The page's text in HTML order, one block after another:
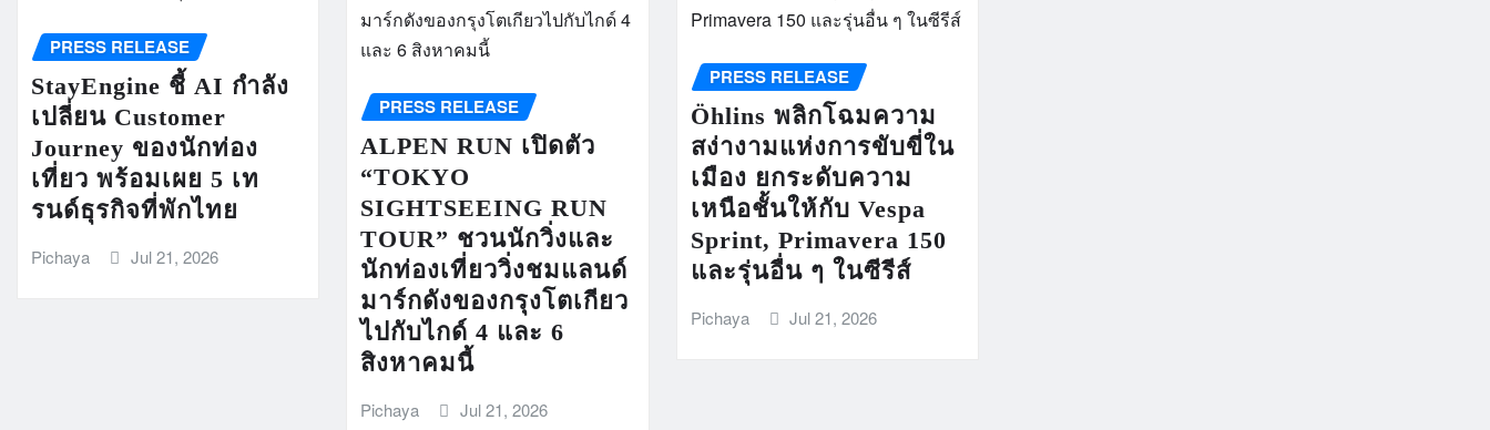
PRESS RELEASE
StayEngine ชี้ AI กำลัง
เปลี่ยน Customer
Journey ของนักท่อง
เที่ยว พร้อมเผย 5 เท
รนด์ธุรกิจที่พักไทย
Pichaya Jul 21, 2026
PRESS RELEASE
ALPEN RUN เปิดตัว
“TOKYO
SIGHTSEEING RUN
TOUR” ชวนนักวิ่งและ
นักท่องเที่ยววิ่งชมแลนด์
มาร์กดังของกรุงโตเกียว
ไปกับไกด์ 4 และ 6
สิงหาคมนี้
Pichaya Jul 21, 2026
PRESS RELEASE
Öhlins พลิกโฉมความ
สง่างามแห่งการขับขี่ใน
เมือง ยกระดับความ
เหนือชั้นให้กับ Vespa
Sprint, Primavera 150
และรุ่นอื่น ๆ ในซีรีส์
Pichaya Jul 21, 2026